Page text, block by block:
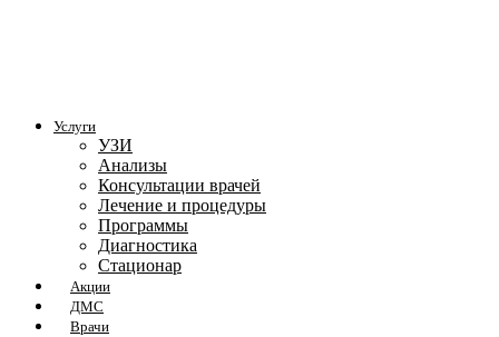
Услуги
УЗИ
Анализы
Консультации врачей
Лечение и процедуры
Программы
Диагностика
Стационар
Акции
ДМС
Врачи